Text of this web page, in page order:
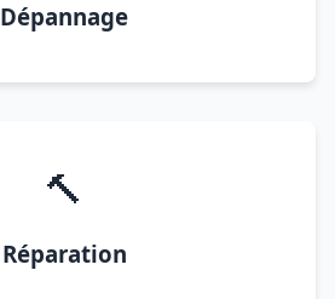
Dépannage
🔨
Réparation